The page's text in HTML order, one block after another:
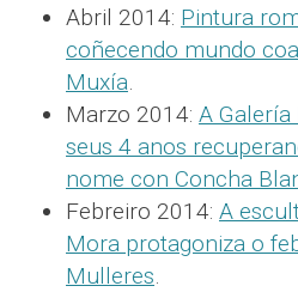
Abril 2014: Pintura
coñecendo mundo
Muxía.
Marzo 2014: A
seus 4 anos
nome con Concha
Febreiro 2014: A
Mora protagoniza o
Mulleres.